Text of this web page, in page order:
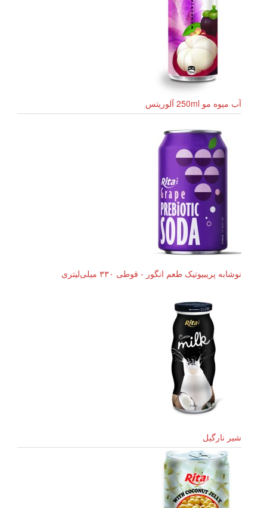
آب میوه مو 250ml آلوریتس
نوشابه پریبیوتیک طعم انگور - قوطی ۳۳۰ میلی‌لیتری
شیر نارگیل